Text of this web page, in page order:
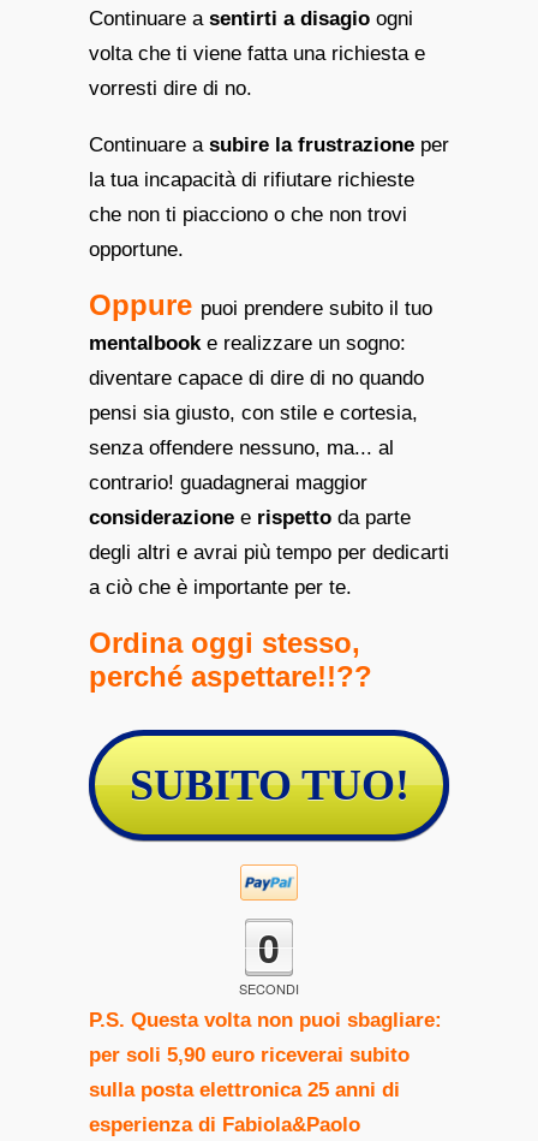
Continuare a sentirti a disagio ogni
volta che ti viene fatta una richiesta e
vorresti dire di no.
Continuare a subire la frustrazione per
la tua incapacità di rifiutare richieste
che non ti piacciono o che non trovi
opportune.
Oppure puoi prendere subito il tuo
mentalbooke realizzare un sogno:
diventare capace di dire di no quando
pensi sia giusto, con stile e cortesia,
senza offendere nessuno, ma... al
contrario! guadagnerai maggior
considerazione e rispetto da parte
degli altri e avrai più tempo per dedicarti
a ciò che è importante per te.
Ordina oggi stesso,
perché aspettare!!??
SUBITO TUO!
0
SECONDI
P.S. Questa volta non puoi sbagliare:
per soli 5,90 euro riceverai subito
sulla posta elettronica 25 anni di
esperienza di Fabiola&Paolo